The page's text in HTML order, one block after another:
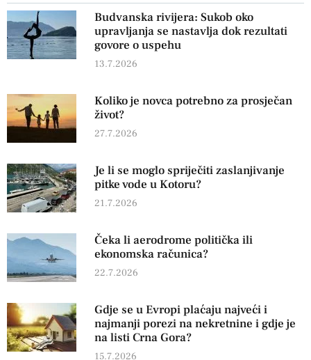
Budvanska rivijera: Sukob oko
upravljanja se nastavlja dok rezultati
govore o uspehu
13.7.2026
Koliko je novca potrebno za prosječan
život?
27.7.2026
Je li se moglo spriječiti zaslanjivanje
pitke vode u Kotoru?
21.7.2026
Čeka li aerodrome politička ili
ekonomska računica?
22.7.2026
Gdje se u Evropi plaćaju najveći i
najmanji porezi na nekretnine i gdje je
na listi Crna Gora?
15.7.2026